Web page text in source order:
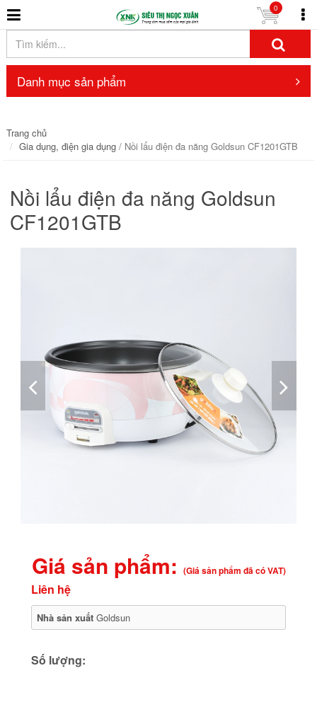
0
Danh mục sản phẩm
Trang chủ
Gia dụng, điện gia dụng/ Nồi lẩu điện đa năng Goldsun CF1201GTB
Nồi lẩu điện đa năng Goldsun
CF1201GTB
Giá sản phẩm: (Giá sản phẩm đã có VAT)
Liên hệ
Nhà sản xuất Goldsun
Số lượng: